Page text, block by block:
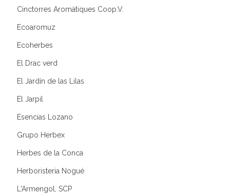
Cinctorres Aromàtiques Coop.V.
Ecoaromuz
Ecoherbes
El Drac verd
El Jardín de las Lilas
El Jarpil
Esencias Lozano
Grupo Herbex
Herbes de la Conca
Herboristeria Nogué
L'Armengol, SCP